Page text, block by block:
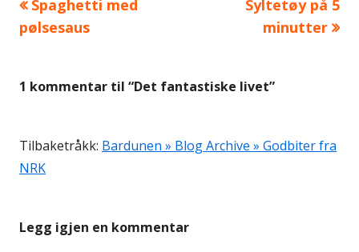
Innleggsnavigasjon
Forrige
artikkel:
Spaghetti med
pølsesaus
Neste
artikkel:
Syltetøy på 5
minutter
1 kommentar til “Det fantastiske livet”
Tilbaketråkk: Bardunen » Blog Archive » Godbiter fra
NRK
Legg igjen en kommentar